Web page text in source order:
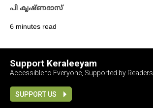
പി കൃഷ്​ണദാസ്
6 minutes read
Support Keraleeyam
Accessible to Everyone, Supported by Readers
SUPPORT US